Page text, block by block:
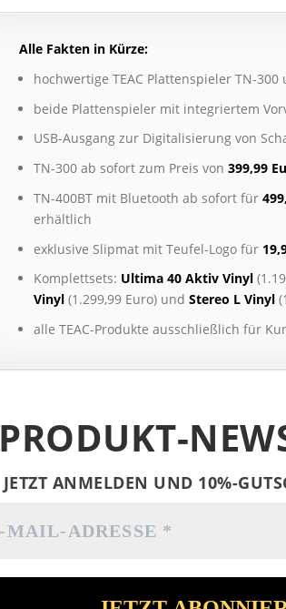
Alle Fakten in Kürze:
hochwertige TEAC Plattenspieler TN-300
beide Plattenspieler mit integriertem
USB-Ausgang zur Digitalisierung von
TN-300 ab sofort zum Preis von399,99
TN-400BT mit Bluetooth ab sofort für
erhältlich
exklusive Slipmat mit Teufel-Logo für
Komplettsets: Ultima 40 Aktiv Vinyl
Vinyl (1.299,99 Euro) und Stereo L Vinyl
alle TEAC-Produkte ausschließlich für
PRODUKT-
JETZT ANMELDEN UND 10%-